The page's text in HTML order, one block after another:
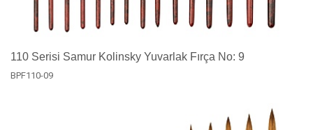
110 Serisi Samur Kolinsky Yuvarlak Fırça No: 9
BPF110-09